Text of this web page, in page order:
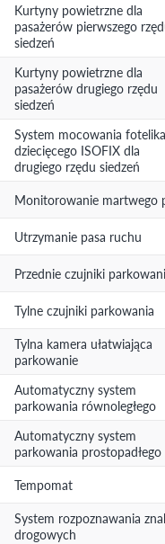
Kurtyny powietrzne dla
pasażerów pierwszego
siedzeń
Kurtyny powietrzne dla
pasażerów drugiego rzędu
siedzeń
System mocowania fotelika
dziecięcego ISOFIX dla
drugiego rzędu siedzeń
Monitorowanie martwego
Utrzymanie pasa ruchu
Przednie czujniki
Tylne czujniki parkowania
Tylna kamera ułatwiająca
parkowanie
Automatyczny system
parkowania równoległego
Automatyczny system
parkowania prostopadłego
Tempomat
System rozpoznawania
drogowych